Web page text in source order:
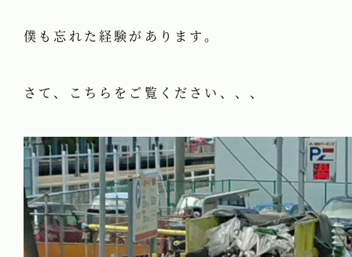
僕も忘れた経験があります。
さて、こちらをご覧ください、、、